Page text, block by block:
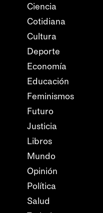
Ciencia
Cotidiana
Cultura
Deporte
Economía
Educación
Feminismos
Futuro
Justicia
Libros
Mundo
Opinión
Política
Salud